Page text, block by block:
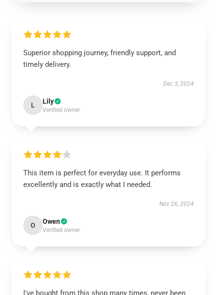
Superior shopping journey, friendly support, and
timely delivery.
Dec 3, 2024
L Lily
Verified owner
This item is perfect for everyday use. It performs
excellently and is exactly what I needed.
Nov 26, 2024
O Owen
Verified owner
I've bought from this shop many times, never been